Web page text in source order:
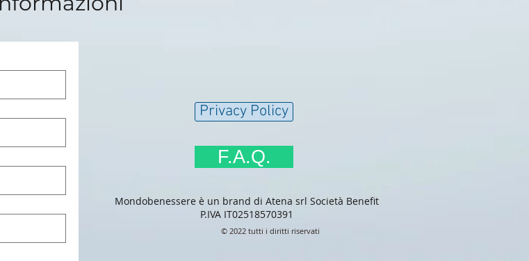
Privacy Policy
F.A.Q.
Mondobenessere è un brand di Atena srl Società Benefit
P.IVA IT02518570391
© 2022 tutti i diritti riservati